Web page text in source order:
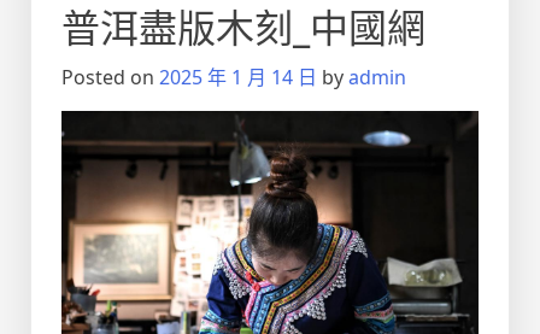
普洱盡版木刻_中國網
Posted on 2025 年 1 月 14 日 byadmin